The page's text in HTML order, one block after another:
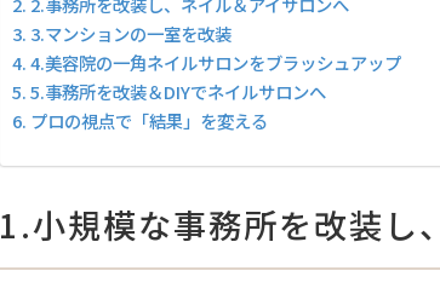
3.マンションの一室を改装
4.美容院の一角ネイルサロンをブラッシュアップ
5.事務所を改装＆DIYでネイルサロンへ
プロの視点で「結果」を変える
1.小規模な事務所を改装し